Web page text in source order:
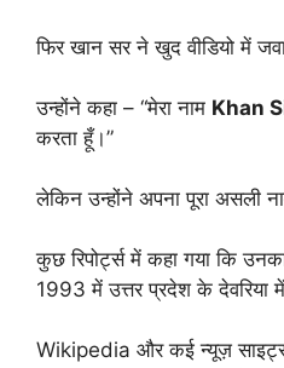
फिर खान सर ने खुद वीडियो में
उन्होंने कहा – “मेरा नाम Khan
करता हूँ।”
लेकिन उन्होंने अपना पूरा असली
कुछ रिपोर्ट्स में कहा गया कि
1993 में उत्तर प्रदेश के देवरिया
Wikipedia और कई न्यूज़